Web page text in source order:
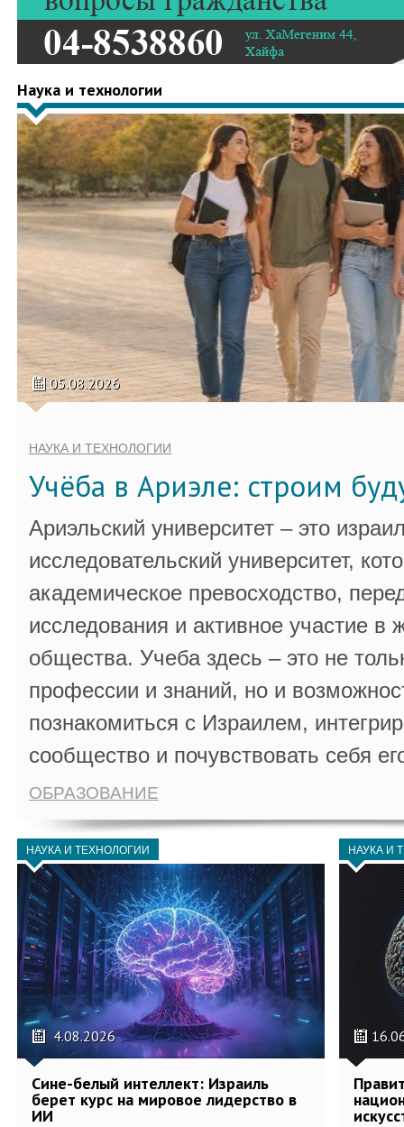
Наука и технологии
05.08.2026
НАУКА И ТЕХНОЛОГИИ
Учёба в Ариэле: строим
Ариэльский университет – это
исследовательский университет,
академическое превосходство,
исследования и активное участие в
общества. Учеба здесь – это не
профессии и знаний, но и
познакомиться с Израилем,
сообщество и почувствовать себя
ОБРАЗОВАНИЕ
НАУКА И ТЕХНОЛОГИИ
4.08.2026
Сине-белый интеллект: Израиль
берет курс на мировое лидерство в
ИИ
НАУКА И